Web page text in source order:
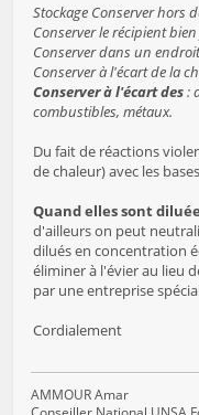
Stockage Conserver hors
Conserver le récipient
Conserver dans un
Conserver à l'écart de la
Conserver à l'écart des:
combustibles, métaux.
Du fait de réactions
de chaleur) avec les
Quand elles sont
d'ailleurs on peut
dilués en concentration
éliminer à l'évier au lieu
par une entreprise
Cordialement
AMMOUR Amar